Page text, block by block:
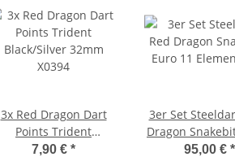
3x Red Dragon Dart
Points Trident
Black/Silver 32mm
7,90 € *
3er Set
Dragon
11 Element
95,00 € *